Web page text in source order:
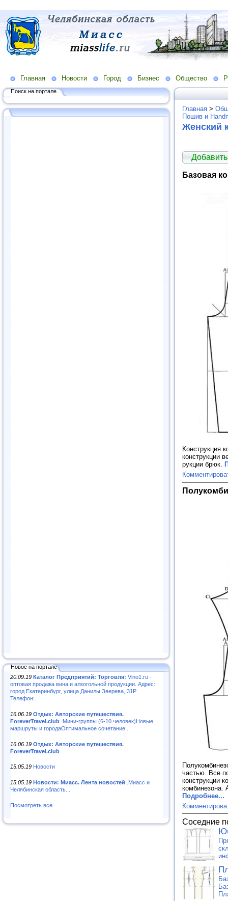
Главная Новости Город Бизнес Общество
Поиск на портале...
Новое на портале
20.09.19 Каталог Предприятий: Торговля: Vino1.ru -
оптовая продажа вина и алкогольной продукции. Адрес:
город Екатеринбург, улица Данилы Зверева, 31Р
Телефон:..
16.06.19 Отдых: Авторские путешествия.
ForeverTravel.club .Мини-группы (6-10 человек)Новые
маршруты и городаОптимальное сочетание..
16.06.19 Отдых: Авторские путешествия.
ForeverTravel.club
15.05.19 Новости
15.05.19 Новости: Миасс. Лента новостей .Миасс и
Челябинская область...
Посмотреть все
Главная >
Пошив и
Женский
Базовая
Конструкция
конструкции
рукции брюк.
частью. Все
конструкции
Подробнее...
Соседние